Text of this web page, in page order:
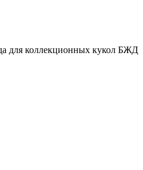
для коллекционных кукол БЖД